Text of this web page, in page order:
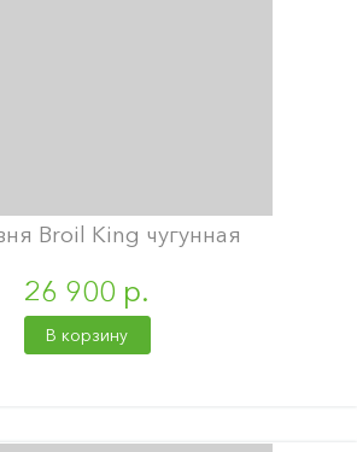
Broil King чугунная
26 900 р.
В корзину